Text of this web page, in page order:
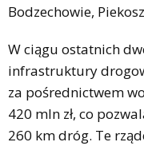
Bodzechowie,
W ciągu ostatnich
infrastruktury
za pośrednictwem
420 mln zł, co
260 km dróg. Te